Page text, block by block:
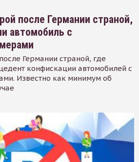
после Германии страной,
автомобиль с
Германии страной, где
конфискации автомобилей с
Известно как минимум об